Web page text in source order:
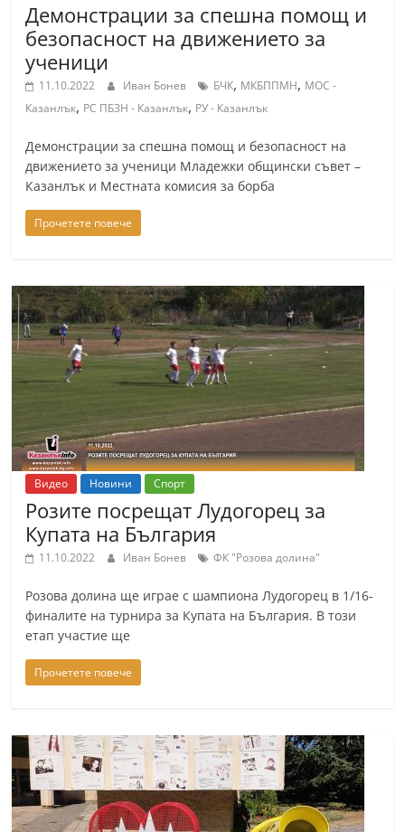
Демонстрации за спешна помощ и
безопасност на движението за
ученици
11.10.2022 Иван Бонев БЧК, МКБППМН, МОС -
Казанлък, РС ПБЗН - Казанлък, РУ - Казанлък
Демонстрации за спешна помощ и безопасност на
движението за ученици Младежки общински съвет –
Казанлък и Местната комисия за борба
Прочетете повече
Видео Новини Спорт
Розите посрещат Лудогорец за
Купата на България
11.10.2022 Иван Бонев ФК "Розова долина"
Розова долина ще играе с шампиона Лудогорец в 1/16-
финалите на турнира за Купата на България. В този
етап участие ще
Прочетете повече